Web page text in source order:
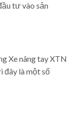
tư vào sản
Xe nâng tay XTN
đây là một số